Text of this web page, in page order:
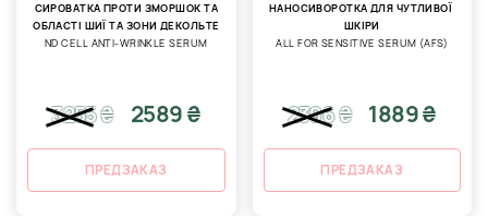
СИРОВАТКА ПРОТИ ЗМОРШОК ТА
ОБЛАСТІ ШИЇ ТА ЗОНИ ДЕКОЛЬТЕ
ND CELL ANTI-WRINKLE SERUM
3255₴ 2589 ₴
ПРЕДЗАКАЗ
НАНОСИВОРОТКА ДЛЯ ЧУТЛИВОЇ ​​
ШКІРИ
ALL FOR SENSITIVE SERUM (AFS)
2396₴ 1889 ₴
ПРЕДЗАКАЗ